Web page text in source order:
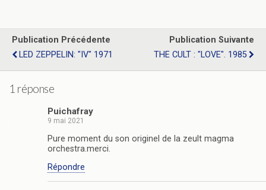
Publication Précédente
LED ZEPPELIN: "IV" 1971
Publication Suivante
THE CULT : "LOVE". 1985
1 réponse
Puichafray
9 mai 2021
Pure moment du son originel de la zeult magma
orchestra.merci.
Répondre